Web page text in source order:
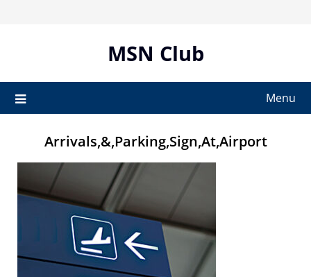
MSN Club
Menu
Arrivals,&,Parking,Sign,At,Airport